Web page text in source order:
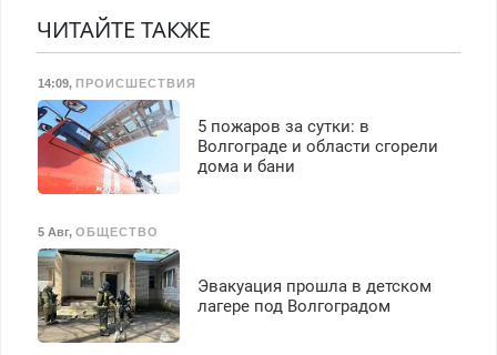
125000 руб.
гарантией. Все р-ны.
Срочно. Без выходных.
Пенсионерам – скидки до
40%. Мастер со стажем.
ЧИТАЙТЕ ТАКЖЕ
14:09, ПРОИСШЕСТВИЯ
5 пожаров за сутки: в
Волгограде и области сгорели
дома и бани
5 Авг, ОБЩЕСТВО
Эвакуация прошла в детском
лагере под Волгоградом